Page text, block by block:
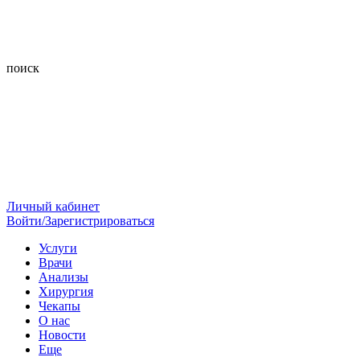
поиск
Личный кабинет
Войти/Зарегистрироваться
Услуги
Врачи
Анализы
Хирургия
Чекапы
О нас
Новости
Еще